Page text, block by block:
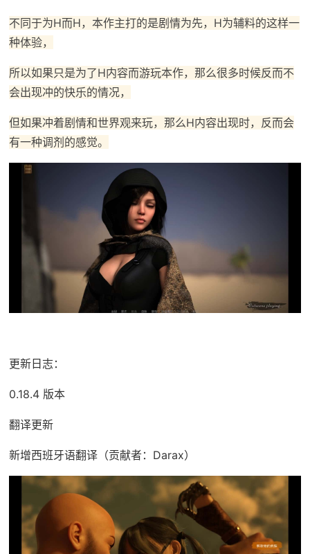
不同于为H而H，本作主打的是剧情为先，H为辅料的这样一
种体验，
所以如果只是为了H内容而游玩本作，那么很多时候反而不
会出现冲的快乐的情况，
但如果冲着剧情和世界观来玩，那么H内容出现时，反而会
有一种调剂的感觉。
更新日志：
0.18.4 版本
翻译更新
新增西班牙语翻译（贡献者：Darax）